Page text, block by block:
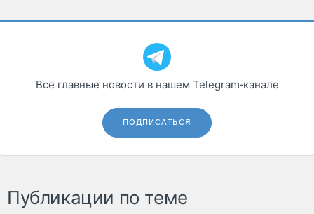
Все главные новости в нашем Telegram‑канале
ПОДПИСАТЬСЯ
Публикации по теме